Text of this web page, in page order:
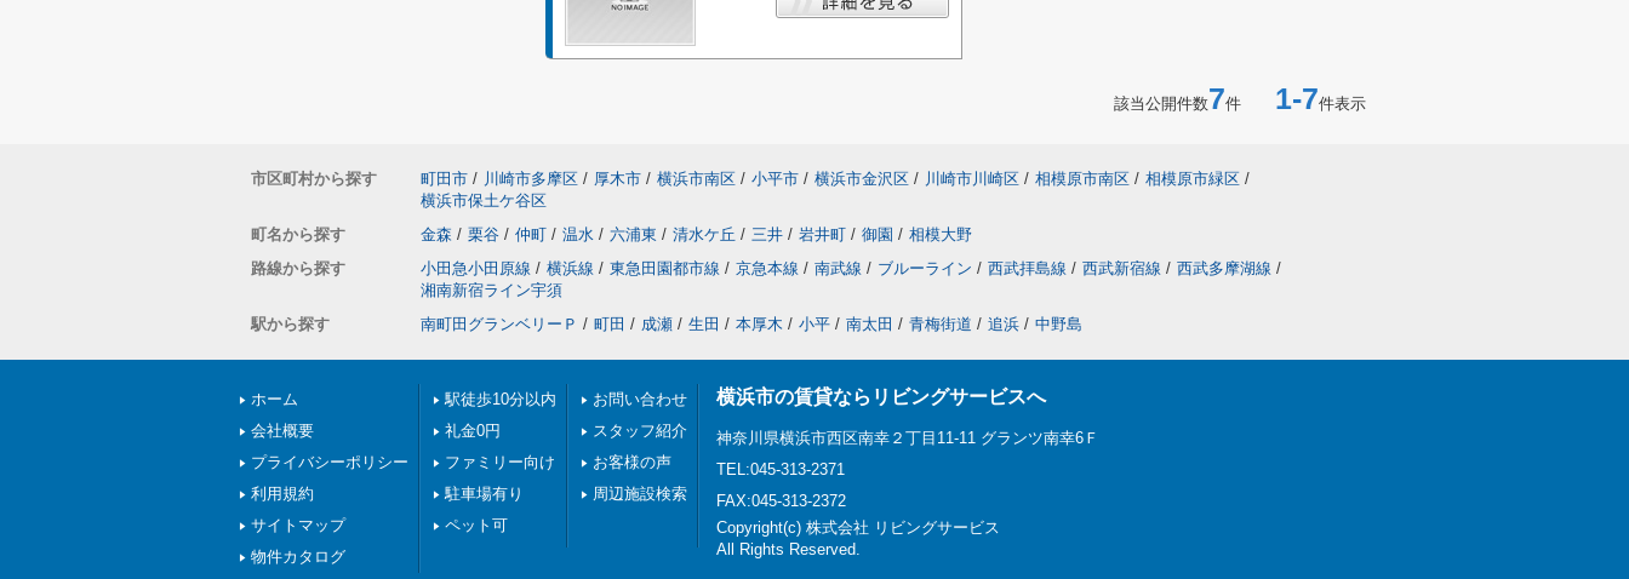
該当公開件数7件 1-7件表示
市区町村から探す 町田市 / 川崎市多摩区 / 厚木市 / 横浜市南区 / 小平市 / 横浜市金沢区 / 川崎市川崎区 / 相模原市南区 / 相模原市緑区 /
横浜市保土ケ谷区
町名から探す
金森 / 栗谷 / 仲町 / 温水 / 六浦東 / 清水ケ丘 / 三井 / 岩井町 / 御園 / 相模大野
路線から探す
小田急小田原線 / 横浜線 / 東急田園都市線 / 京急本線 / 南武線 / ブルーライン / 西武拝島線 / 西武新宿線 / 西武多摩湖線 /
湘南新宿ライン宇須
駅から探す
南町田グランベリーＰ / 町田 / 成瀬 / 生田 / 本厚木 / 小平 / 南太田 / 青梅街道 / 追浜 / 中野島
ホーム
会社概要
プライバシーポリシー
利用規約
サイトマップ
物件カタログ
駅徒歩10分以内
礼金0円
ファミリー向け
駐車場有り
ペット可
お問い合わせ
スタッフ紹介
お客様の声
周辺施設検索
横浜市の賃貸ならリビングサービスへ
神奈川県横浜市西区南幸２丁目11-11 グランツ南幸6Ｆ
TEL:045-313-2371
FAX:045-313-2372
Copyright(c) 株式会社 リビングサービス
All Rights Reserved.